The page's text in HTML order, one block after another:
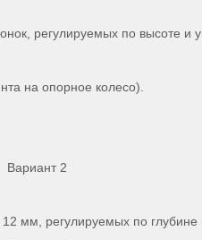
регулируемых по высоте и
на опорное колесо).
Вариант 2
мм, регулируемых по глубине